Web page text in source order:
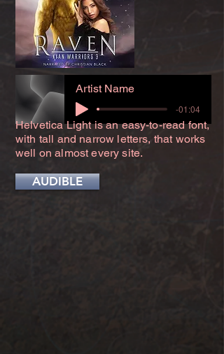
Artist Name
-01:04
Helvetica Light is an easy-to-read font,
with tall and narrow letters, that works
well on almost every site.
AUDIBLE